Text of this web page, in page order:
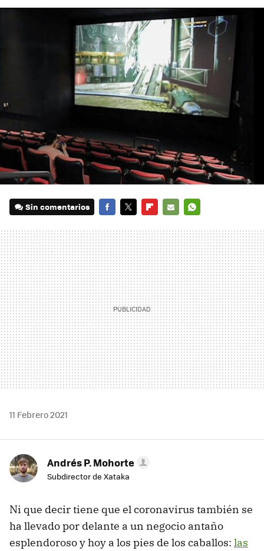
Sin comentarios
MAIL
11 Febrero 2021
Andrés P. Mohorte
Subdirector de Xataka
Ni que decir tiene que el coronavirus también se
ha llevado por delante a un negocio antaño
esplendoroso y hoy a los pies de los caballos: las